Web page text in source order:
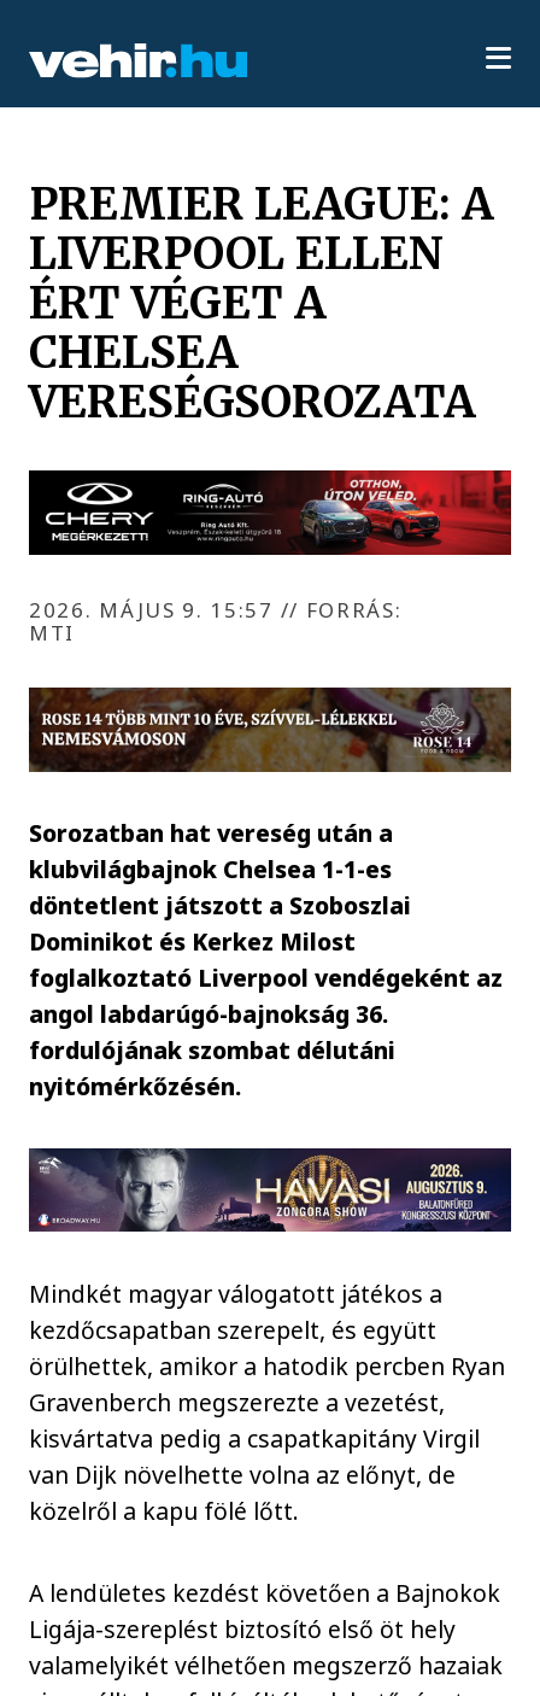
PREMIER LEAGUE: A
LIVERPOOL ELLEN
ÉRT VÉGET A
CHELSEA
VERESÉGSOROZATA
2026. MÁJUS 9. 15:57 // FORRÁS:
MTI
Sorozatban hat vereség után a
klubvilágbajnok Chelsea 1-1-es
döntetlent játszott a Szoboszlai
Dominikot és Kerkez Milost
foglalkoztató Liverpool vendégeként az
angol labdarúgó-bajnokság 36.
fordulójának szombat délutáni
nyitómérkőzésén.
Mindkét magyar válogatott játékos a
kezdőcsapatban szerepelt, és együtt
örülhettek, amikor a hatodik percben Ryan
Gravenberch megszerezte a vezetést,
kisvártatva pedig a csapatkapitány Virgil
van Dijk növelhette volna az előnyt, de
közelről a kapu fölé lőtt.
A lendületes kezdést követően a Bajnokok
Ligája-szereplést biztosító első öt hely
valamelyikét vélhetően megszerző hazaiak